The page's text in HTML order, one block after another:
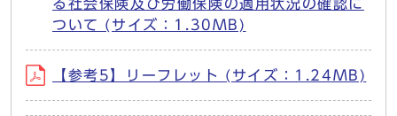
る社会保険及び労働保険の適用状況の確認に
ついて (サイズ：1.30MB)
【参考5】リーフレット (サイズ：1.24MB)